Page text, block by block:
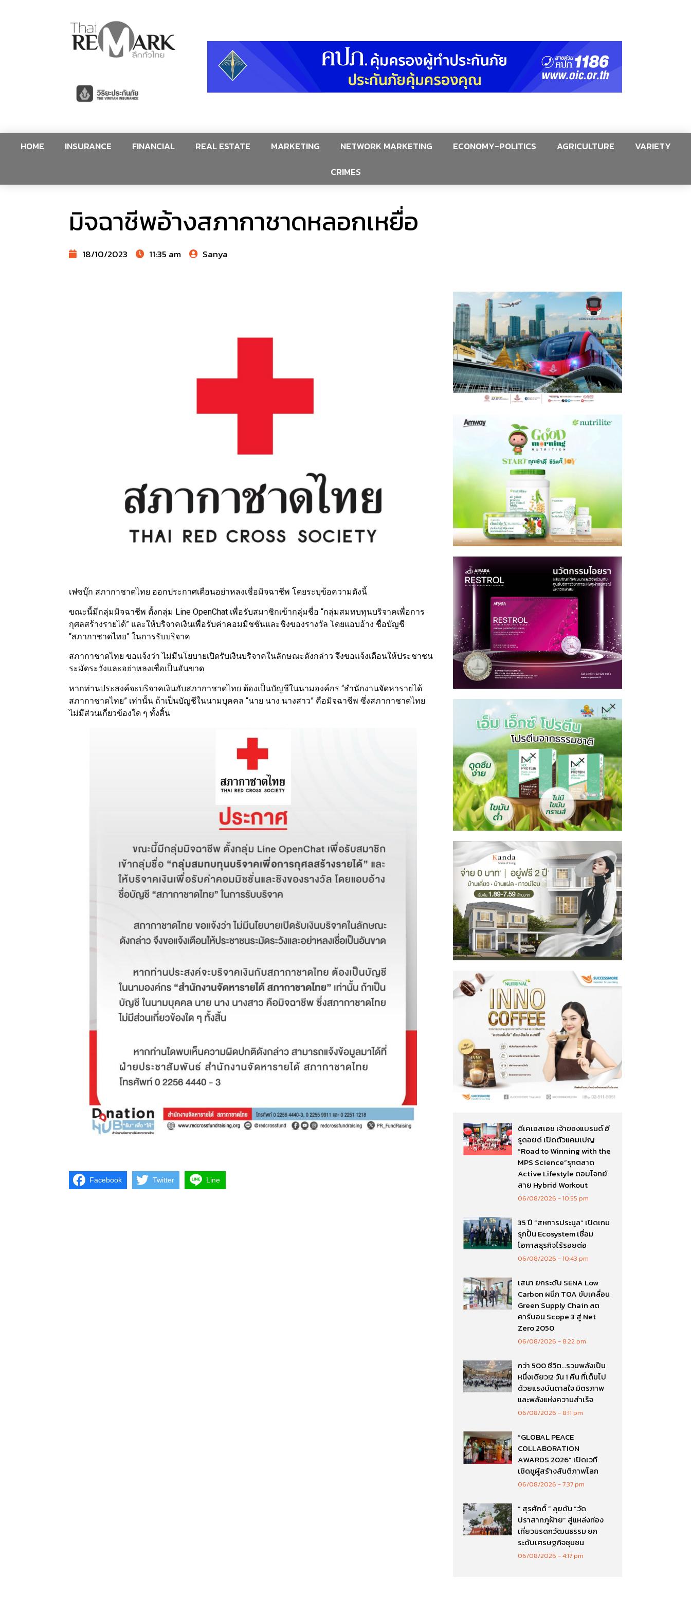
HOME INSURANCE FINANCIAL REAL ESTATE MARKETING NETWORK MARKETING ECONOMY-POLITICS AGRICULTURE
VARIETY
CRIMES
มิจฉาชีพอ้างสภากาชาดหลอกเหยื่อ
18/10/2023 11:35 am Sanya
เฟซบุ๊ก สภากาชาดไทย ออกประกาศเตือนอย่าหลงเชื่อมิจฉาชีพ โดยระบุข้อความดังนี้
ขณะนี้มีกลุ่มมิจฉาชีพ ตั้งกลุ่ม Line OpenChat เพื่อรับสมาชิกเข้ากลุ่มชื่อ “กลุ่มสมทบทุนบริจาคเพื่อการ
กุศลสร้างรายได้” และให้บริจาคเงินเพื่อรับค่าคอมมิชชันและชิงของรางวัล โดยแอบอ้าง ชื่อบัญชี
“สภากาชาดไทย” ในการรับบริจาค
สภากาชาดไทย ขอแจ้งว่า ไม่มีนโยบายเปิดรับเงินบริจาคในลักษณะดังกล่าว จึงขอแจ้งเตือนให้ประชาชน
ระมัดระวังและอย่าหลงเชื่อเป็นอันขาด
หากท่านประสงค์จะบริจาคเงินกับสภากาชาดไทย ต้องเป็นบัญชีในนามองค์กร “สำนักงานจัดหารายได้
สภากาชาดไทย” เท่านั้น ถ้าเป็นบัญชีในนามบุคคล “นาย นาง นางสาว” คือมิจฉาชีพ ซึ่งสภากาชาดไทย
ไม่มีส่วนเกี่ยวข้องใด ๆ ทั้งสิ้น
Facebook Twitter Line
ดีเคเอสเอช เจ้าของแบรนด์ ฮี
รูดอยด์ เปิดตัวแคมเปญ
“Road to Winning with the
MPS Science”รุกตลาด
Active Lifestyle ตอบโจทย์
สาย Hybrid Workout
06/08/2026 10:55 pm
35 ปี “สหการประมูล” เปิดเกม
รุกปั้น Ecosystem เชื่อม
โอกาสธุรกิจไร้รอยต่อ
06/08/2026 10:43 pm
เสนา ยกระดับ SENA Low
Carbon ผนึก TOA ขับเคลื่อน
Green Supply Chain ลด
คาร์บอน Scope 3 สู่ Net
Zero 2050
06/08/2026 8:22 pm
กว่า 500 ชีวิต…รวมพลังเป็น
หนึ่งเดียว!2 วัน 1 คืน ที่เต็มไป
ด้วยแรงบันดาลใจ มิตรภาพ
และพลังแห่งความสำเร็จ
06/08/2026 8:11 pm
“GLOBAL PEACE
COLLABORATION
AWARDS 2026” เปิดเวที
เชิดชูผู้สร้างสันติภาพโลก
06/08/2026 7:37 pm
“ สุรศักดิ์ ” ลุยดัน “วัด
ปราสาทภูฝ้าย” สู่แหล่งท่อง
เที่ยวมรดกวัฒนธรรม ยก
ระดับเศรษฐกิจชุมชน
06/08/2026 4:17 pm